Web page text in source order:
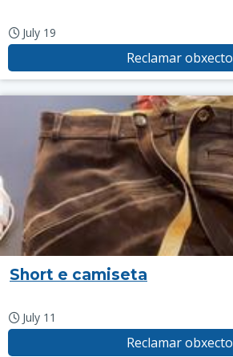
July 19
Reclamar obxecto
Short e camiseta
July 11
Reclamar obxecto